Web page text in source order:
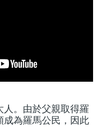
。由於父親取得羅
為羅馬公民，因此